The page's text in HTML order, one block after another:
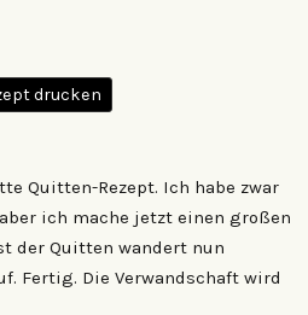
drucken
Quitten-Rezept. Ich habe zwar
ich mache jetzt einen großen
der Quitten wandert nun
Fertig. Die Verwandschaft wird